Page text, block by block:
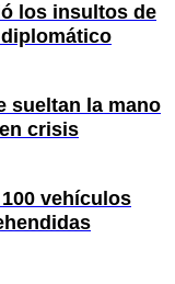
los insultos de
sueltan la mano
crisis
vehículos